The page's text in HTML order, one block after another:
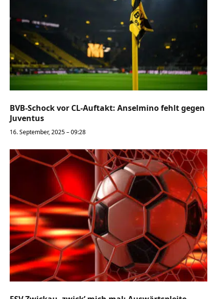
BVB-Schock vor CL-Auftakt: Anselmino fehlt gegen
Juventus
16. September, 2025 – 09:28